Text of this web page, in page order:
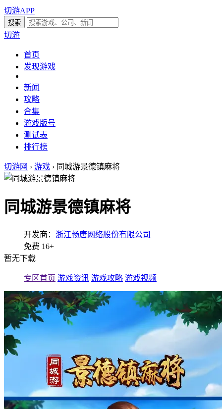
切游APP
切游
首页
发现游戏
新闻
攻略
合集
游戏版号
测试表
排行榜
切游网 › 游戏 › 同城游景德镇麻将
同城游景德镇麻将
开发商： 浙江畅唐网络股份有限公司
免费 16+
暂无下载
专区首页 游戏资讯 游戏攻略 游戏视频